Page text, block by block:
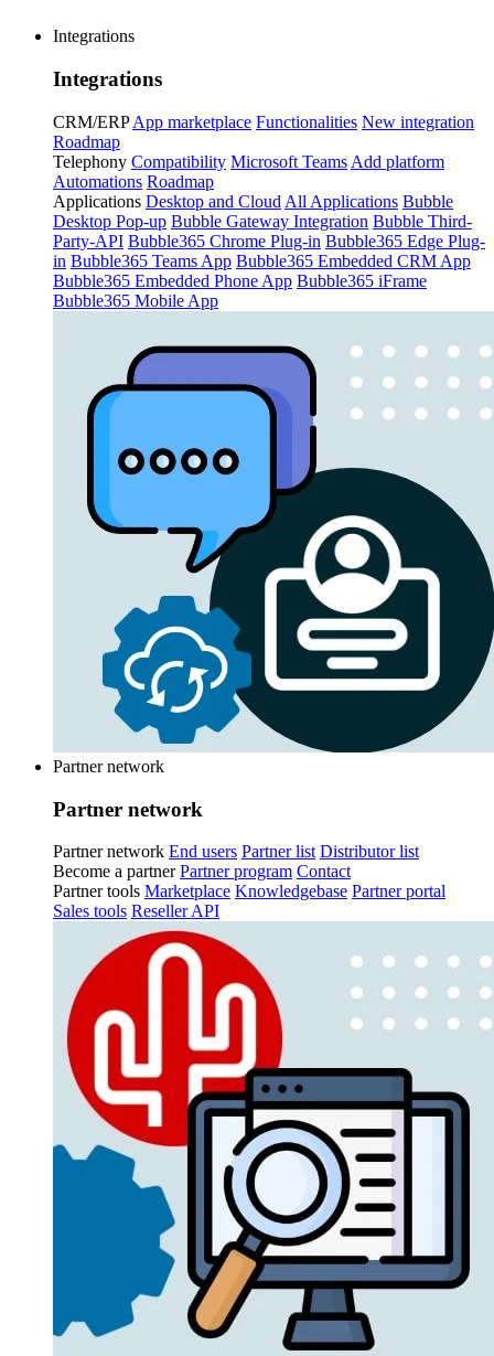
Integrations
Integrations
CRM/ERP App marketplace Functionalities New integration
Roadmap
Telephony Compatibility Microsoft Teams Add platform
Automations Roadmap
Applications Desktop and Cloud All Applications Bubble
Desktop Pop-up Bubble Gateway Integration Bubble Third-
Party-API Bubble365 Chrome Plug-in Bubble365 Edge Plug-
in Bubble365 Teams App Bubble365 Embedded CRM App
Bubble365 Embedded Phone App Bubble365 iFrame
Bubble365 Mobile App
Partner network
Partner network
Partner network End users Partner list Distributor list
Become a partner Partner program Contact
Partner tools Marketplace Knowledgebase Partner portal
Sales tools Reseller API